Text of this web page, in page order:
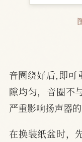
音圈绕好后,即可
隙均匀，音圈不
严重影响扬声器的
在换装纸盆时，